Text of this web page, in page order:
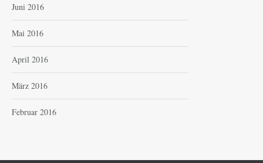
Juni 2016
Mai 2016
April 2016
März 2016
Februar 2016